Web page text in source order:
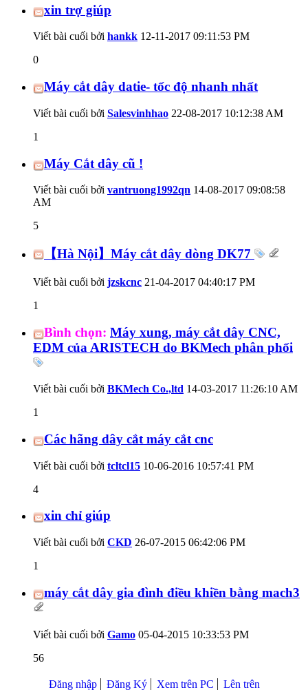
xin trợ giúp
Viết bài cuối bởi hankk 12-11-2017 09:11:53 PM
0
Máy cắt dây datie- tốc độ nhanh nhất
Viết bài cuối bởi Salesvinhhao 22-08-2017 10:12:38 AM
1
Máy Cắt dây cũ !
Viết bài cuối bởi vantruong1992qn 14-08-2017 09:08:58
AM
5
【Hà Nội】Máy cắt dây dòng DK77
Viết bài cuối bởi jzskcnc 21-04-2017 04:40:17 PM
1
Bình chọn: Máy xung, máy cắt dây CNC,
EDM của ARISTECH do BKMech phân phối
Viết bài cuối bởi BKMech Co.,ltd 14-03-2017 11:26:10 AM
1
Các hãng dây cắt máy cắt cnc
Viết bài cuối bởi tcltcl15 10-06-2016 10:57:41 PM
4
xin chỉ giúp
Viết bài cuối bởi CKD 26-07-2015 06:42:06 PM
1
máy cắt dây gia đình điều khiền bằng mach3
Viết bài cuối bởi Gamo 05-04-2015 10:33:53 PM
56
Đăng nhập Đăng Ký Xem trên PC Lên trên